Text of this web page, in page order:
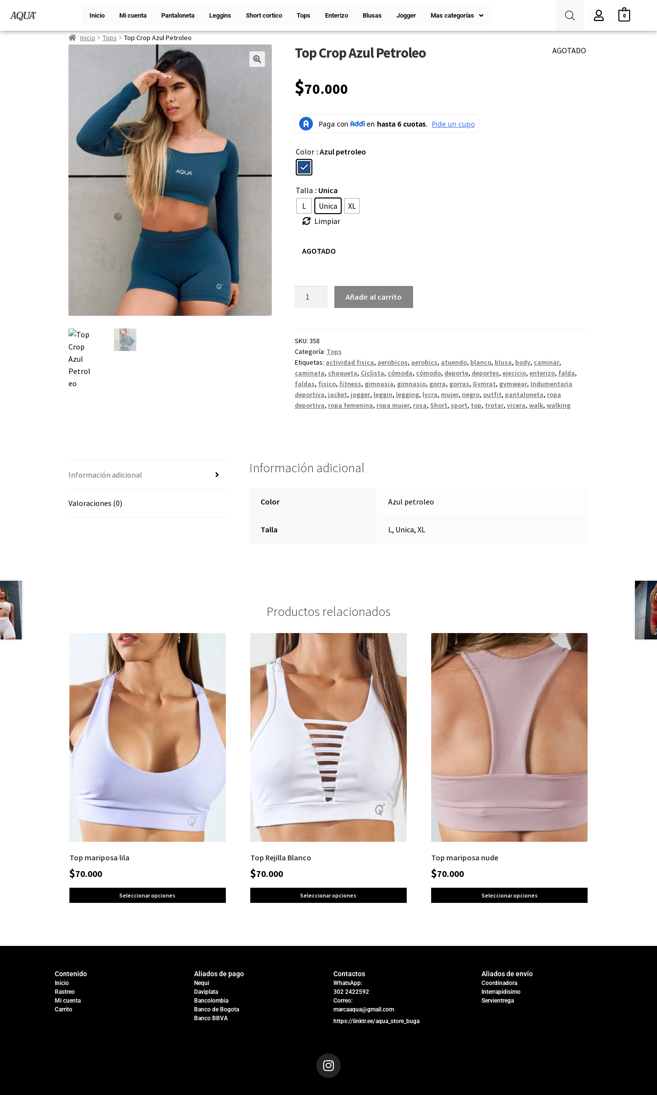
Inicio Mi cuenta Pantaloneta Leggins Short cortico Tops Enterizo Blusas Jogger Mas categorías 0
Inicio Tops Top Crop Azul Petroleo
AGOTADO
Top Crop Azul Petroleo
$70.000
Color : Azul petroleo
Talla : Unica
L
Unica
XL
Limpiar
AGOTADO
Añadir al carrito
SKU: 358
Categoría: Tops
Etiquetas: actividad fisica, aerobicos, aerobics, atuendo, blanco, blusa, body, caminar,
caminata, chaqueta, Ciclista, cómoda, cómodo, deporte, deportes, ejecicio, enterizo, falda,
faldas, fisico, fitness, gimnasia, gimnasio, gorra, gorras, Gymrat, gymwear, Indumentaria
deportiva, jacket, jogger, leggin, legging, lycra, mujer, negro, outfit, pantaloneta, ropa
deportiva, ropa femenina, ropa mujer, rosa, Short, sport, top, trotar, vicera, walk, walking
Información adicional
Valoraciones (0)
Información adicional
Color Azul petroleo
Talla L, Unica, XL
Productos relacionados
Top mariposa lila
$70.000
Seleccionar opciones
Top Rejilla Blanco
$70.000
Seleccionar opciones
Top mariposa nude
$70.000
Seleccionar opciones
Contenido
Inicio
Rastreo
Mi cuenta
Carrito
Aliados de pago
Nequi
Daviplata
Bancolombia
Banco de Bogota
Banco BBVA
Contactos
WhatsApp:
302 2422592
Correo:
marcaaqua@gmail.com
https://linktr.ee/aqua_store_buga
Aliados de envío
Coordinadora
Interrapidisimo
Servientrega